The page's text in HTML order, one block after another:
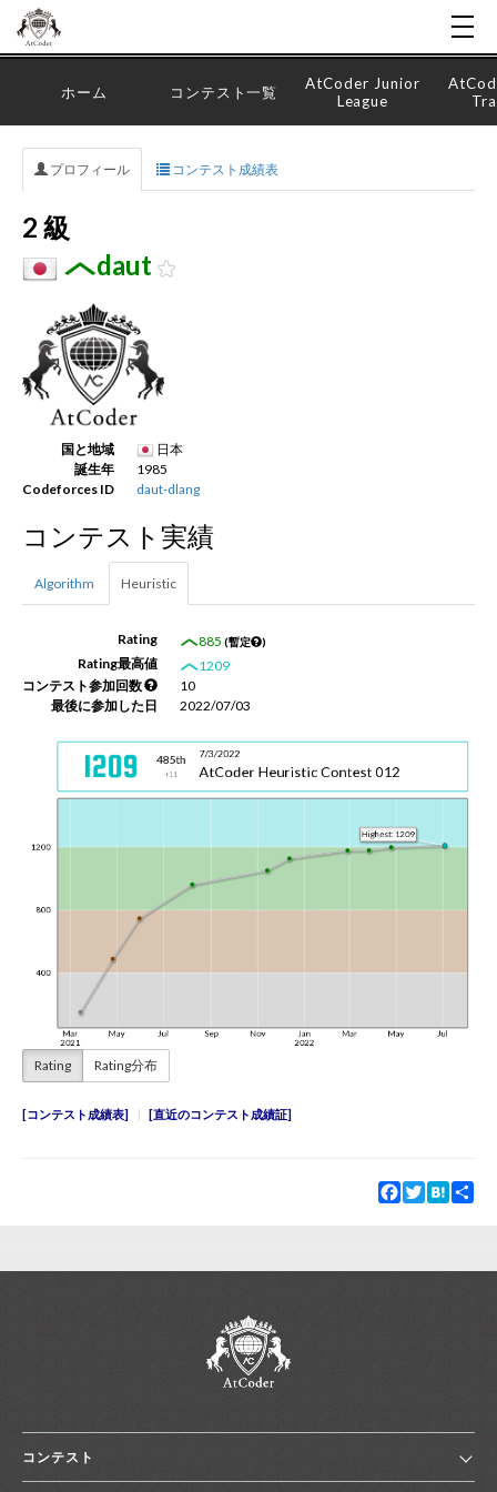
新規登録
ホーム コンテスト一覧
AtCoder Junior
League
プロフィール コンテスト成績表
2 級
daut
国と地域
日本
誕生年
1985
Codeforces ID
daut-dlang
コンテスト実績
Algorithm Heuristic
Rating 885 (暫定 )
Rating最高値
1209
コンテスト参加回数
10
最後に参加した日
2022/07/03
Rating Rating分布
コンテスト成績表 直近のコンテスト成績証
Facebook
TwitterHatena
コンテスト